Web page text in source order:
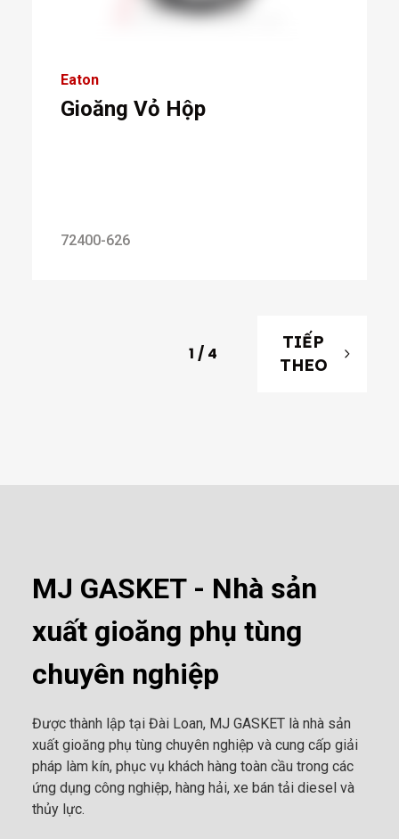
Eaton
Gioăng Vỏ Hộp
72400-626
1 / 4
TIẾP
THEO
MJ GASKET - Nhà sản
xuất gioăng phụ tùng
chuyên nghiệp
Được thành lập tại Đài Loan, MJ GASKET là nhà sản
xuất gioăng phụ tùng chuyên nghiệp và cung cấp giải
pháp làm kín, phục vụ khách hàng toàn cầu trong các
ứng dụng công nghiệp, hàng hải, xe bán tải diesel và
thủy lực.